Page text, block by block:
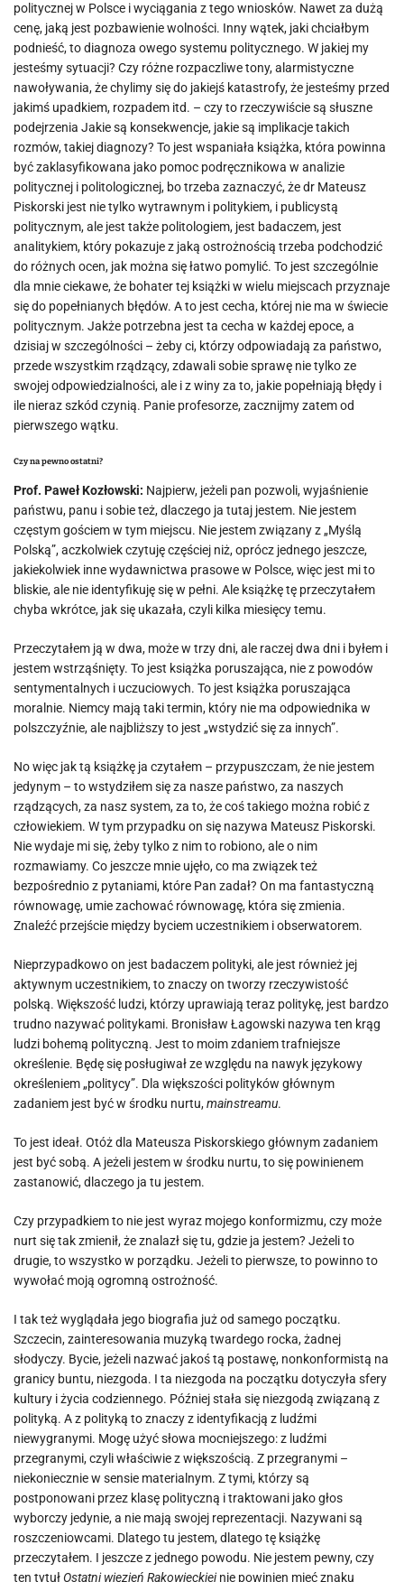
politycznej w Polsce i wyciągania z tego wniosków. Nawet za dużą
cenę, jaką jest pozbawienie wolności. Inny wątek, jaki chciałbym
podnieść, to diagnoza owego systemu politycznego. W jakiej my
jesteśmy sytuacji? Czy różne rozpaczliwe tony, alarmistyczne
nawoływania, że chylimy się do jakiejś katastrofy, że jesteśmy przed
jakimś upadkiem, rozpadem itd. – czy to rzeczywiście są słuszne
podejrzenia Jakie są konsekwencje, jakie są implikacje takich
rozmów, takiej diagnozy? To jest wspaniała książka, która powinna
być zaklasyfikowana jako pomoc podręcznikowa w analizie
politycznej i politologicznej, bo trzeba zaznaczyć, że dr Mateusz
Piskorski jest nie tylko wytrawnym i politykiem, i publicystą
politycznym, ale jest także politologiem, jest badaczem, jest
analitykiem, który pokazuje z jaką ostrożnością trzeba podchodzić
do różnych ocen, jak można się łatwo pomylić. To jest szczególnie
dla mnie ciekawe, że bohater tej książki w wielu miejscach przyznaje
się do popełnianych błędów. A to jest cecha, której nie ma w świecie
politycznym. Jakże potrzebna jest ta cecha w każdej epoce, a
dzisiaj w szczególności – żeby ci, którzy odpowiadają za państwo,
przede wszystkim rządzący, zdawali sobie sprawę nie tylko ze
swojej odpowiedzialności, ale i z winy za to, jakie popełniają błędy i
ile nieraz szkód czynią. Panie profesorze, zacznijmy zatem od
pierwszego wątku.
Czy na pewno ostatni?
Prof. Paweł Kozłowski: Najpierw, jeżeli pan pozwoli, wyjaśnienie
państwu, panu i sobie też, dlaczego ja tutaj jestem. Nie jestem
częstym gościem w tym miejscu. Nie jestem związany z „Myślą
Polską”, aczkolwiek czytuję częściej niż, oprócz jednego jeszcze,
jakiekolwiek inne wydawnictwa prasowe w Polsce, więc jest mi to
bliskie, ale nie identyfikuję się w pełni. Ale książkę tę przeczytałem
chyba wkrótce, jak się ukazała, czyli kilka miesięcy temu.
Przeczytałem ją w dwa, może w trzy dni, ale raczej dwa dni i byłem i
jestem wstrząśnięty. To jest książka poruszająca, nie z powodów
sentymentalnych i uczuciowych. To jest książka poruszająca
moralnie. Niemcy mają taki termin, który nie ma odpowiednika w
polszczyźnie, ale najbliższy to jest „wstydzić się za innych”.
No więc jak tą książkę ja czytałem – przypuszczam, że nie jestem
jedynym – to wstydziłem się za nasze państwo, za naszych
rządzących, za nasz system, za to, że coś takiego można robić z
człowiekiem. W tym przypadku on się nazywa Mateusz Piskorski.
Nie wydaje mi się, żeby tylko z nim to robiono, ale o nim
rozmawiamy. Co jeszcze mnie ujęło, co ma związek też
bezpośrednio z pytaniami, które Pan zadał? On ma fantastyczną
równowagę, umie zachować równowagę, która się zmienia.
Znaleźć przejście między byciem uczestnikiem i obserwatorem.
Nieprzypadkowo on jest badaczem polityki, ale jest również jej
aktywnym uczestnikiem, to znaczy on tworzy rzeczywistość
polską. Większość ludzi, którzy uprawiają teraz politykę, jest bardzo
trudno nazywać politykami. Bronisław Łagowski nazywa ten krąg
ludzi bohemą polityczną. Jest to moim zdaniem trafniejsze
określenie. Będę się posługiwał ze względu na nawyk językowy
określeniem „politycy”. Dla większości polityków głównym
zadaniem jest być w środku nurtu,mainstreamu.
To jest ideał. Otóż dla Mateusza Piskorskiego głównym zadaniem
jest być sobą. A jeżeli jestem w środku nurtu, to się powinienem
zastanowić, dlaczego ja tu jestem.
Czy przypadkiem to nie jest wyraz mojego konformizmu, czy może
nurt się tak zmienił, że znalazł się tu, gdzie ja jestem? Jeżeli to
drugie, to wszystko w porządku. Jeżeli to pierwsze, to powinno to
wywołać moją ogromną ostrożność.
I tak też wyglądała jego biografia już od samego początku.
Szczecin, zainteresowania muzyką twardego rocka, żadnej
słodyczy. Bycie, jeżeli nazwać jakoś tą postawę, nonkonformistą na
granicy buntu, niezgoda. I ta niezgoda na początku dotyczyła sfery
kultury i życia codziennego. Później stała się niezgodą związaną z
polityką. A z polityką to znaczy z identyfikacją z ludźmi
niewygranymi. Mogę użyć słowa mocniejszego: z ludźmi
przegranymi, czyli właściwie z większością. Z przegranymi –
niekoniecznie w sensie materialnym. Z tymi, którzy są
postponowani przez klasę polityczną i traktowani jako głos
wyborczy jedynie, a nie mają swojej reprezentacji. Nazywani są
roszczeniowcami. Dlatego tu jestem, dlatego tę książkę
przeczytałem. I jeszcze z jednego powodu. Nie jestem pewny, czy
ten tytułOstatni więzień Rakowieckiej nie powinien mieć znaku